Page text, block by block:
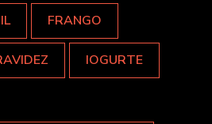
FRANGO
IOGURTE